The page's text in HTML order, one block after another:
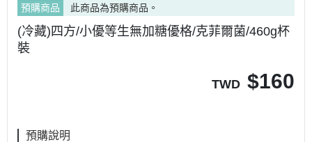
預購商品
此商品為預購商品。
(冷藏)四方/小優等生無加糖優格/克菲爾菌/460g杯
裝
TWD $160
預購說明